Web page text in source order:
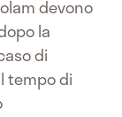
devono
la
di
tempo di